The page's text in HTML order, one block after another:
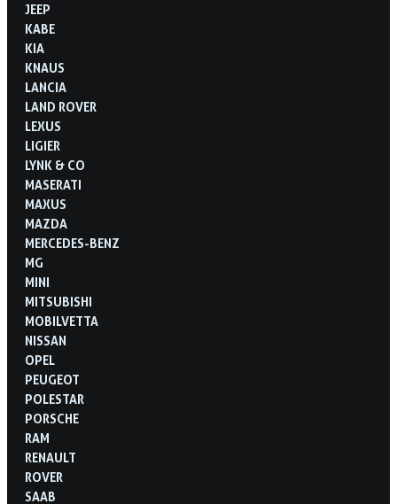
JEEP
KABE
KIA
KNAUS
LANCIA
LAND ROVER
LEXUS
LIGIER
LYNK & CO
MASERATI
MAXUS
MAZDA
MERCEDES-BENZ
MG
MINI
MITSUBISHI
MOBILVETTA
NISSAN
OPEL
PEUGEOT
POLESTAR
PORSCHE
RAM
RENAULT
ROVER
SAAB